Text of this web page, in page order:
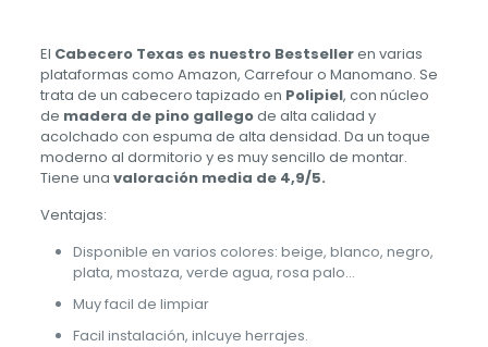
variantes.
Las
opciones
se
pueden
elegir
en
producto
El Cabecero Texas es nuestro Bestselleren varias
plataformas como Amazon, Carrefour o Manomano. Se
trata de un cabecero tapizado en Polipiel, con núcleo
de madera de pino gallegode alta calidad y
acolchado con espuma de alta densidad. Da un toque
moderno al dormitorio y es muy sencillo de montar.
Tiene una valoración media de 4,9/5.
Ventajas:
Disponible en varios colores: beige, blanco, negro,
plata, mostaza, verde agua, rosa palo…
Muy facil de limpiar
Facil instalación, inlcuye herrajes.